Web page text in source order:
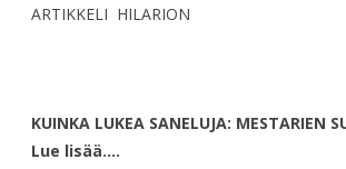
ARTIKKELI HILARION
KUINKA LUKEA SANELUJA: MESTARIEN
Lue lisää….